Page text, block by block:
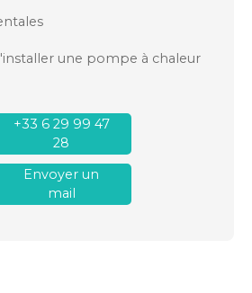
une pompe à chaleur
+33 6 29 99 47
28
Envoyer un
mail